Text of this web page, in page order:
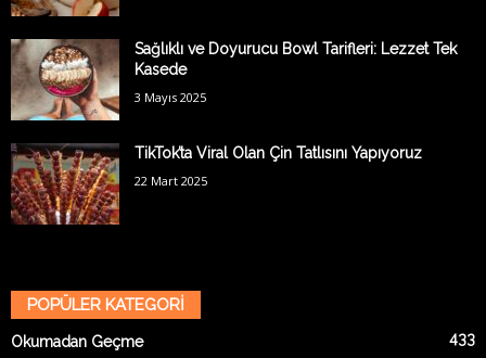
Sağlıklı ve Doyurucu Bowl Tarifleri: Lezzet Tek
Kasede
3 Mayıs 2025
TikTok’ta Viral Olan Çin Tatlısını Yapıyoruz
22 Mart 2025
POPÜLER KATEGORİ
Okumadan Geçme 433